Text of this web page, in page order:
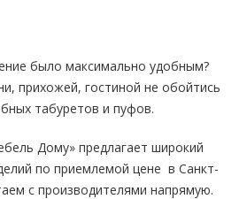
было максимально удобным?
прихожей, гостиной не обойтись
табуретов и пуфов.
Дому» предлагает широкий
по приемлемой цене в Санкт-
с производителями напрямую.